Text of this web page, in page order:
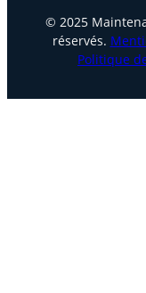
© 2025
réservés.
Politique